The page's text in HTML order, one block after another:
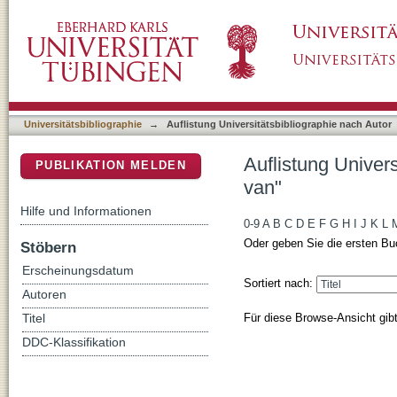
Universitätsbibliographie → Auflistung Universitätsbibliographie nach Autor
Auflistung
van"
0-9 A B C D E F G H J K L
Oder geben Sie die ersten
Sortiert nach:
Für diese Browse-Ansicht
PUBLIKATION MELDEN
Hilfe und Informationen
Stöbern
Erscheinungsdatum
Autoren
Titel
DDC-Klassifikation